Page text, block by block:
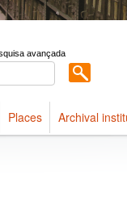
avançada
Places Archival